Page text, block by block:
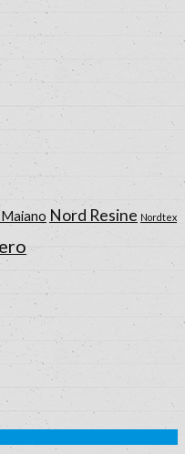
Nord Resine Nordtex